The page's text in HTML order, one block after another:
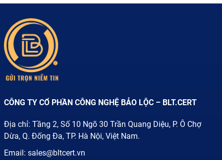
CÔNG TY CỔ PHẦN CÔNG NGHỆ BẢO LỘC – BLT.CERT
Địa chỉ: Tầng 2, Số 10 Ngõ 30 Trần Quang Diệu, P. Ô Chợ
Dừa, Q. Đống Đa, TP. Hà Nội, Việt Nam.
Email: sales@bltcert.vn